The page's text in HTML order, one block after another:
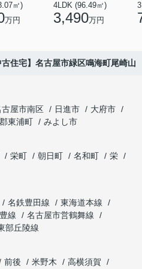
㎡)
万円
4LDK (96.49㎡)
3,490万円
古住宅】名古屋市緑区鳴海町尾崎山
古屋市南区 日進市
大府市
東浦町
みよし市
栄町 朝日町 名和町
栄
名鉄豊田線
東海道本線
線
名古屋市営鶴舞線
部丘陵線
前後 米野木
高横須賀